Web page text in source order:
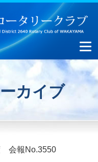
カイブ
会報No.3550